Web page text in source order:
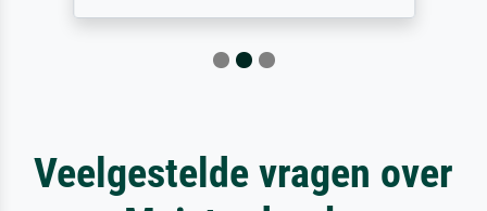
Veelgestelde vragen over